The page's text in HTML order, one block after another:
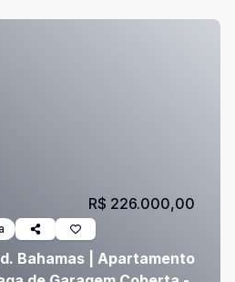
Bahamas | Apartamento
R$ 226.000,00